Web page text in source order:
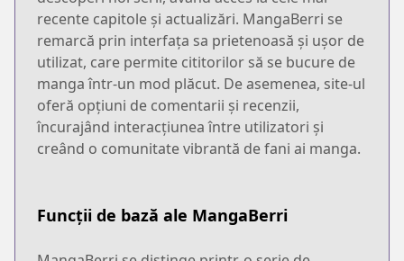
recente capitole și actualizări. MangaBerri se
remarcă prin interfața sa prietenoasă și ușor de
utilizat, care permite cititorilor să se bucure de
manga într-un mod plăcut. De asemenea, site-ul
oferă opțiuni de comentarii și recenzii,
încurajând interacțiunea între utilizatori și
creând o comunitate vibrantă de fani ai manga.
Funcții de bază ale MangaBerri